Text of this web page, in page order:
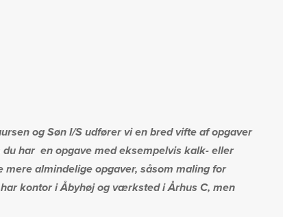
og Søn I/S udfører vi en bred vifte af opgaver
du har en opgave med eksempelvis kalk- eller
almindelige opgaver, såsom maling for
kontor i Åbyhøj og værksted i Århus C, men